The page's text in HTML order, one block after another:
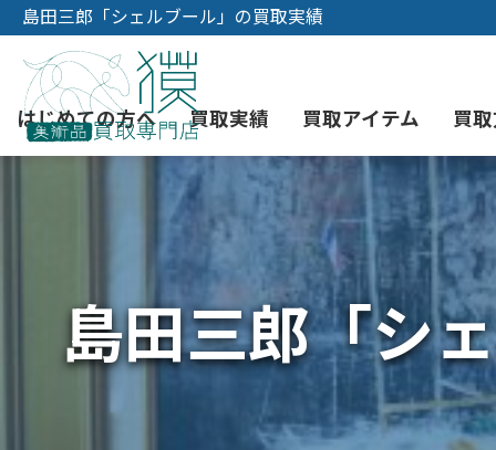
島田三郎「シェルブール」の買取実績
はじめての方へ
初めての美術品売却
YOUTUBE
買取実績 買取アイテム
骨董品買取
西洋アンティーク買取
買
3つの買取方法
宅配・郵送買取
時価評価サービス
消費者志向自主宣言
島田三郎「シ